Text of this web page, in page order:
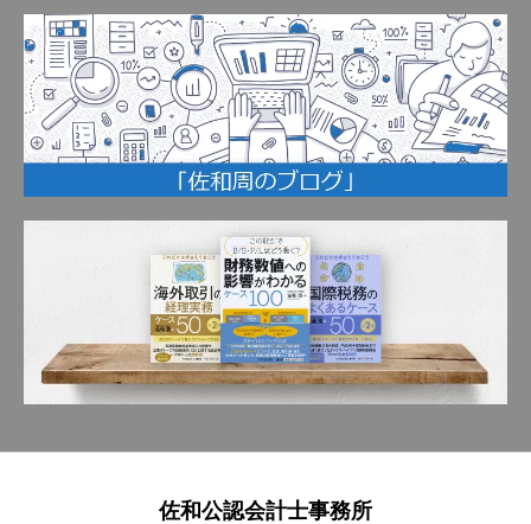
佐和公認会計士事務所